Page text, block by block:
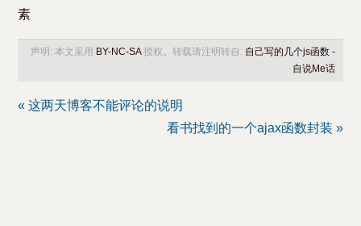
素
声明: 本文采用 BY-NC-SA授权。转载请注明转自: 自己写的几个js函数 -
自说Me话
« 这两天博客不能评论的说明
看书找到的一个ajax函数封装 »